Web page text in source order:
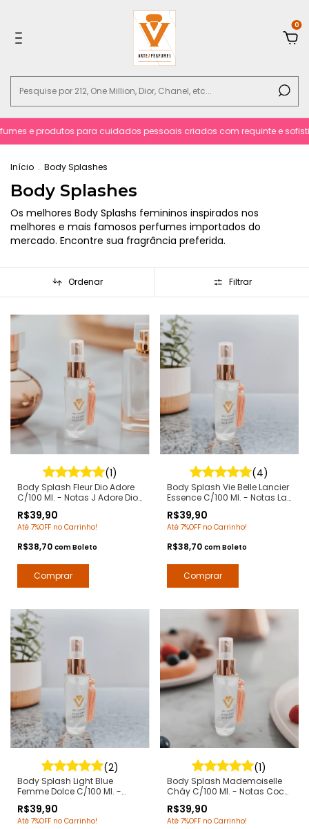
0
para cuidados pessoais criados com requinte e sofisticacão.
Início . Body Splashes
Body Splashes
Os melhores Body Splashs femininos inspirados nos
melhores e mais famosos perfumes importados do
mercado. Encontre sua fragrância preferida.
Ordenar Filtrar
(1)
Body Splash Fleur Dio Adore
C/100 Ml. - Notas J Adore Dior
Corporal - Contratipos
Premium - Arte 1 Perfumes
R$39,90
Até 7%OFF no Carrinho!
R$38,70 comBoleto
(4)
Body Splash Vie Belle Lancier
Essence C/100 Ml. - Notas La
Colônia Desodorante
Corporal - Arte 1 Perfumes
R$39,90
Até 7%OFF no Carrinho!
R$38,70 comBoleto
(2)
Body Splash Light Blue
Femme Dolce C/100 Ml. -
Gabanna - Deo Colônia
Desodorante Corporal -
R$39,90
Até 7%OFF no Carrinho!
(1)
Body Splash Mademoiselle
Cháy C/100 Ml. - Notas Coco
Colônia Desodorante
Corporal - Arte 1 Perfumes
R$39,90
Até 7%OFF no Carrinho!